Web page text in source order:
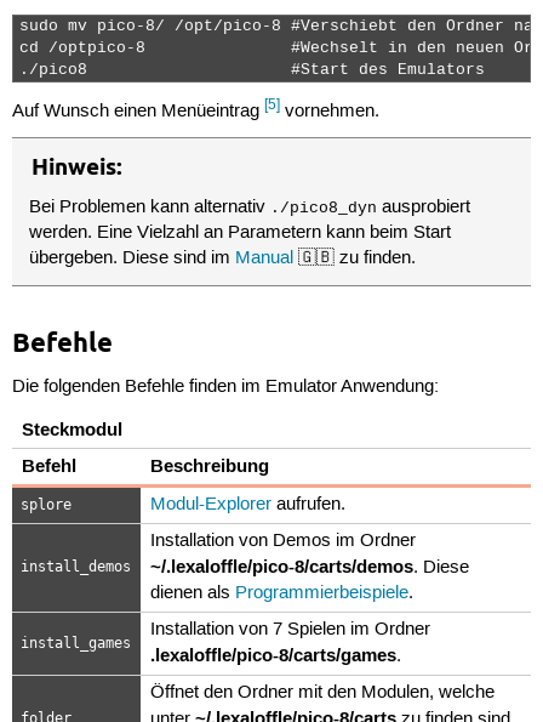
sudo mv pico-8/ /opt/pico-8 #Verschiebt den Ordner
cd /optpico-8               #Wechselt in den neuen
./pico8                     #Start des Emulators
Auf Wunsch einen Menüeintrag [5]vornehmen.
Hinweis:
Bei Problemen kann alternativ ./pico8_dyn ausprobiert
werden. Eine Vielzahl an Parametern kann beim Start
übergeben. Diese sind im Manual 🇬🇧 zu finden.
Befehle
Die folgenden Befehle finden im Emulator Anwendung:
Steckmodul
Befehl
Beschreibung
splore Modul-Explorer aufrufen.
install_demos
Installation von Demos im Ordner
~/.lexaloffle/pico-8/carts/demos. Diese
dienen als Programmierbeispiele.
install_games
Installation von 7 Spielen im Ordner
.lexaloffle/pico-8/carts/games.
folder
Öffnet den Ordner mit den Modulen, welche